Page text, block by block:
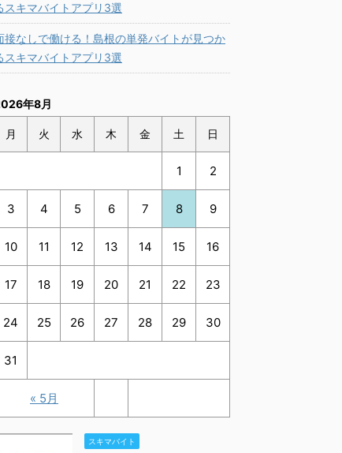
スキマバイトアプリ3選
接なしで働ける！島根の単発バイトが見つか
スキマバイトアプリ3選
年8月
月 火 水 木 金 土 日
« 5月
1 2
3 4 5 6 7 8 9
10 11 12 13 14 15 16
17 18 19 20 21 22 23
24 25 26 27 28 29 30
31
スキマバイト